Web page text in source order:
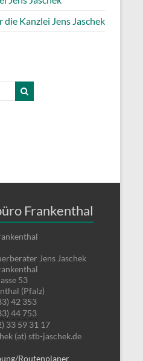
Kanzlei Jens Jaschek
Frankenthal
Jens Jaschek
53
(Pfalz)
42 353
44 753
33 59 31 17
(at) stb-jaschek.de
Routenplaner